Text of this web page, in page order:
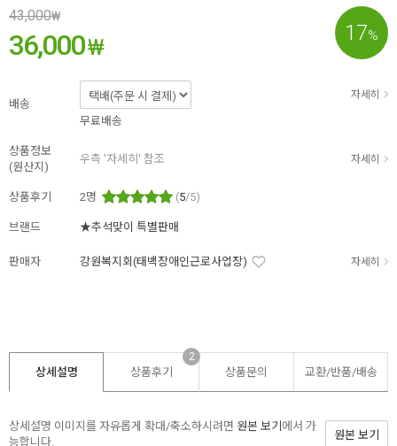
17%
43,000₩
36,000₩
배송
자세히
무료배송
상품정보
(원산지)
우측 '자세히' 참조 자세히
상품후기 2명 (5/5)
브랜드 ★추석맞이 특별판매
판매자 강원복지회(태백장애인근로사업장) 자세히
상세설명 상품후기
2
상품문의 교환/반품/배송
상세설명 이미지를 자유롭게 확대/축소하시려면 원본 보기 에서 가
능합니다.
원본 보기